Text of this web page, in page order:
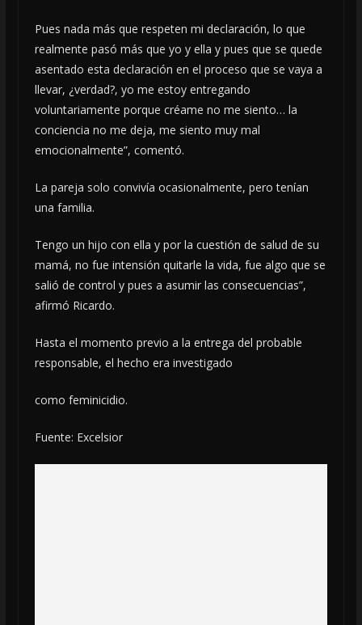
Pues nada más que respeten mi declaración, lo que
realmente pasó más que yo y ella y pues que se quede
asentado esta declaración en el proceso que se vaya a
llevar, ¿verdad?, yo me estoy entregando
voluntariamente porque créame no me siento… la
conciencia no me deja, me siento muy mal
emocionalmente”, comentó.
La pareja solo convivía ocasionalmente, pero tenían
una familia.
Tengo un hijo con ella y por la cuestión de salud de su
mamá, no fue intensión quitarle la vida, fue algo que se
salió de control y pues a asumir las consecuencias”,
afirmó Ricardo.
Hasta el momento previo a la entrega del probable
responsable, el hecho era investigado
como feminicidio.
Fuente: Excelsior